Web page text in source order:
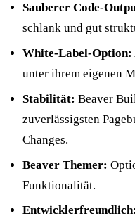
Sauberer Code-
schlank und gut
White-Label-Option:
unter ihrem eigenen
Stabilität: Beaver
zuverlässigsten
Changes.
Beaver Themer:
Funktionalität.